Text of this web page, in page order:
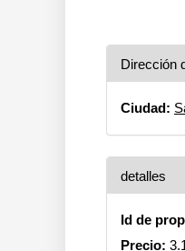
Dirección
Ciudad:
detalles
Id de
Precio: